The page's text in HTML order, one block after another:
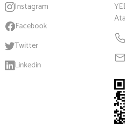
Instagram
Facebook
Twitter
Linkedin